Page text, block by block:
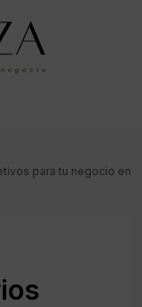
para tu negocio en